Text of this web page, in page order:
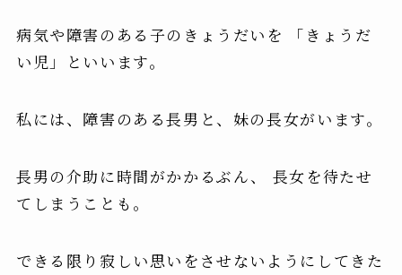
病気や障害のある子のきょうだいを 「きょうだ
い児」といいます。
私には、障害のある長男と、妹の長女がいます。
長男の介助に時間がかかるぶん、 長女を待たせ
てしまうことも。
できる限り寂しい思いをさせないようにしてきた